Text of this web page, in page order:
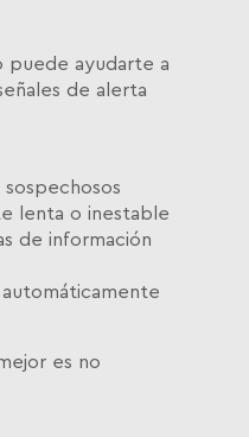
puede ayudarte a
de alerta
lenta o inestable
de información
automáticamente
es no